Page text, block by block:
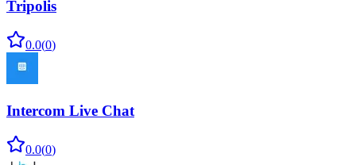
Tripolis
0.0(0)
Intercom Live Chat
0.0(0)